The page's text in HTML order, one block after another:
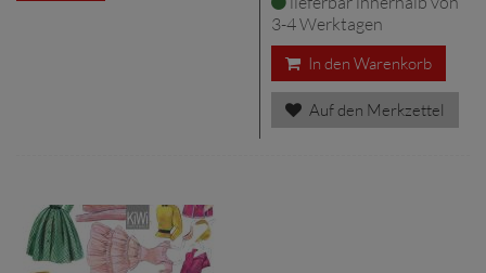
3-4 Werktagen
In den Warenkorb
Auf den Merkzettel